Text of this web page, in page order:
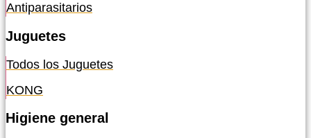
Antiparasitarios
Juguetes
Todos los Juguetes
KONG
Higiene general